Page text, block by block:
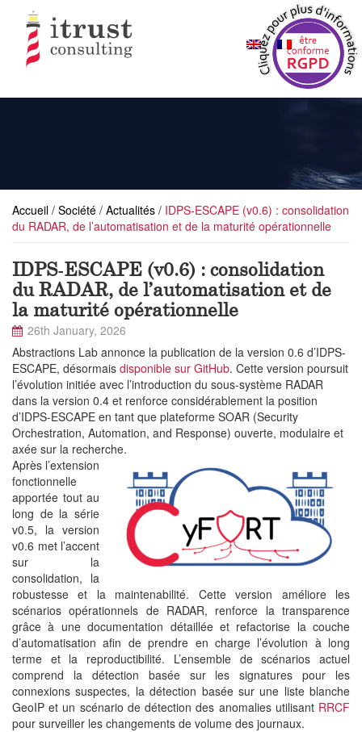
Accueil / Société / Actualités / IDPS-ESCAPE (v0.6) : consolidation
du RADAR, de l’automatisation et de la maturité opérationnelle
IDPS-ESCAPE (v0.6) : consolidation
du RADAR, de l’automatisation et de
la maturité opérationnelle
26th January, 2026
Abstractions Lab annonce la publication de la version 0.6 d’IDPS-
ESCAPE, désormais disponible sur GitHub. Cette version poursuit
l’évolution initiée avec l’introduction du sous-système RADAR
dans la version 0.4 et renforce considérablement la position
d’IDPS-ESCAPE en tant que plateforme SOAR (Security
Orchestration, Automation, and Response) ouverte, modulaire et
axée sur la recherche.
Après l’extension
fonctionnelle
apportée tout au
long de la série
v0.5, la version
v0.6 met l’accent
sur la
consolidation, la
robustesse et la maintenabilité. Cette version améliore les
scénarios opérationnels de RADAR, renforce la transparence
grâce à une documentation détaillée et refactorise la couche
d’automatisation afin de prendre en charge l’évolution à long
terme et la reproductibilité. L’ensemble de scénarios actuel
comprend la détection basée sur les signatures pour les
connexions suspectes, la détection basée sur une liste blanche
GeoIP et un scénario de détection des anomalies utilisant RRCF
pour surveiller les changements de volume des journaux.